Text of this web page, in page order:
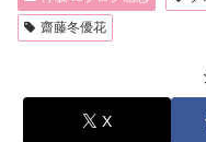
齋藤冬優花
X